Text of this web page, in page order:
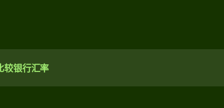
较银行汇率